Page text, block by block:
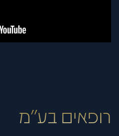
רופאים בע"מ